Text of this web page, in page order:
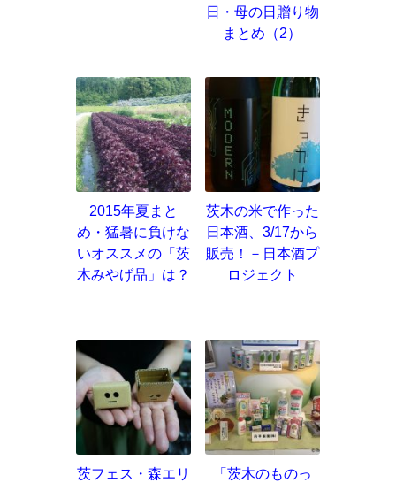
日・母の日贈り物
まとめ（2）
2015年夏まと
め・猛暑に負けな
いオススメの「茨
木みやげ品」は？
茨木の米で作った
日本酒、3/17から
販売！－日本酒プ
ロジェクト
茨フェス・森エリ
「茨木のものっ